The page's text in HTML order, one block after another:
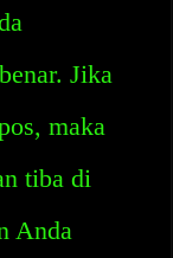
Jika
maka
tiba di
Anda